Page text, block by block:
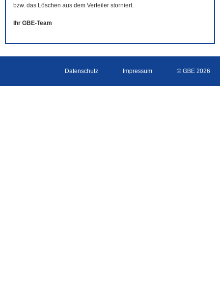
bzw. das Löschen aus dem Verteiler storniert.
Ihr GBE-Team
Datenschutz Impressum © GBE 2026